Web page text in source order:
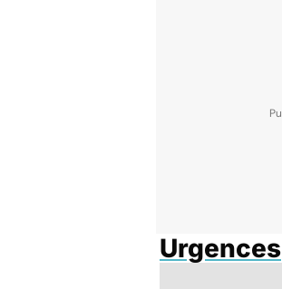
Urgences